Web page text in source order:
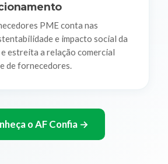
PME conta nas
e impacto social da
estreita a relação comercial
de fornecedores.
o AF Confia →